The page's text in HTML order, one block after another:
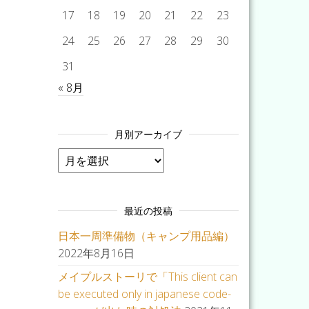
17
18 19 20 21 22
23
24
25 26 27 28 29
30
31
« 8月
月別アーカイブ
月別アーカイブ
最近の投稿
日本一周準備物（キャンプ用品編）
2022年8月16日
メイプルストーリで「This client can
be executed only in japanese code-